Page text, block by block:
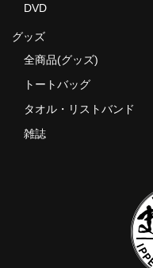
DVD
グッズ
全商品(グッズ)
トートバッグ
タオル・リストバンド
雑誌